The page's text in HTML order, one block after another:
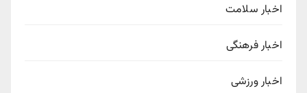
اخبار سلامت
اخبار فرهنگی
اخبار ورزشی